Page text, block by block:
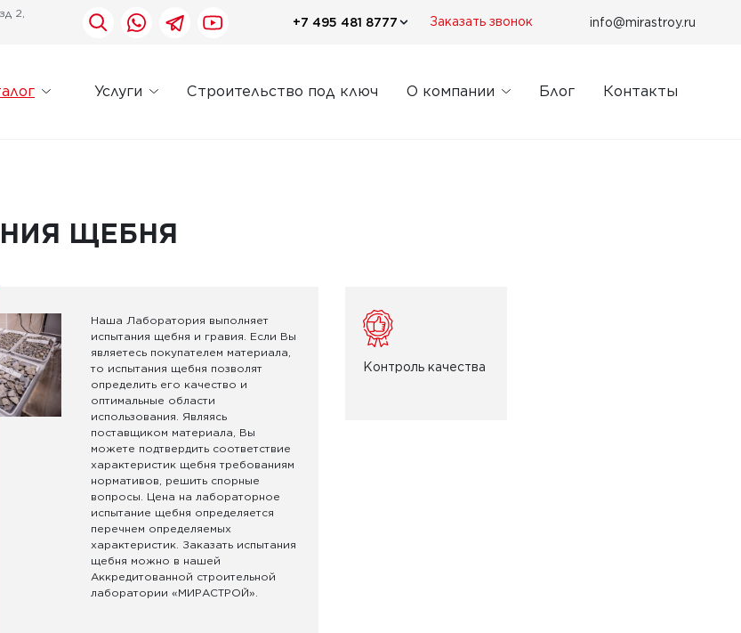
2,
+7 495 481 8777 Заказать звонок info@mirastroy.ru
Услуги Строительство под ключ О компании Блог Контакты
ЩЕБНЯ
Наша Лаборатория выполняет
испытания щебня и гравия. Если Вы
являетесь покупателем материала,
то испытания щебня позволят
определить его качество и
оптимальные области
использования. Являясь
поставщиком материала, Вы
можете подтвердить соответствие
характеристик щебня требованиям
нормативов, решить спорные
вопросы. Цена на лабораторное
испытание щебня определяется
перечнем определяемых
характеристик. Заказать испытания
щебня можно в нашей
Аккредитованной строительной
лаборатории «МИРАСТРОЙ».
Контроль качества